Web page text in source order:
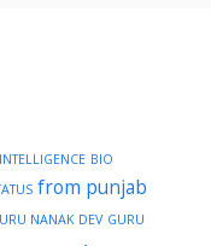
BIO
from punjab
NANAK DEV GURU